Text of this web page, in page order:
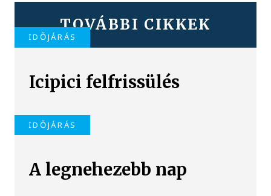
TOVÁBBI CIKKEK
IDŐJÁRÁS
Icipici felfrissülés
IDŐJÁRÁS
A legnehezebb nap